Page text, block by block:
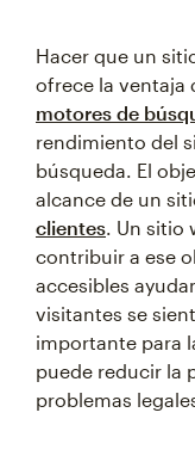
Hacer que un
ofrece la ventaja
motores de
rendimiento del
búsqueda. El
alcance de un
clientes. Un sitio
contribuir a ese
accesibles
visitantes se
importante para
puede reducir la
problemas